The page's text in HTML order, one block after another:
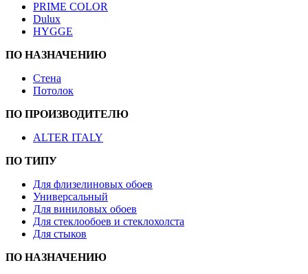
PRIME COLOR
Dulux
HYGGE
ПО НАЗНАЧЕНИЮ
Стена
Потолок
ПО ПРОИЗВОДИТЕЛЮ
ALTER ITALY
ПО ТИПУ
Для флизелиновых обоев
Универсальный
Для виниловых обоев
Для стеклообоев и стеклохолста
Для стыков
ПО НАЗНАЧЕНИЮ